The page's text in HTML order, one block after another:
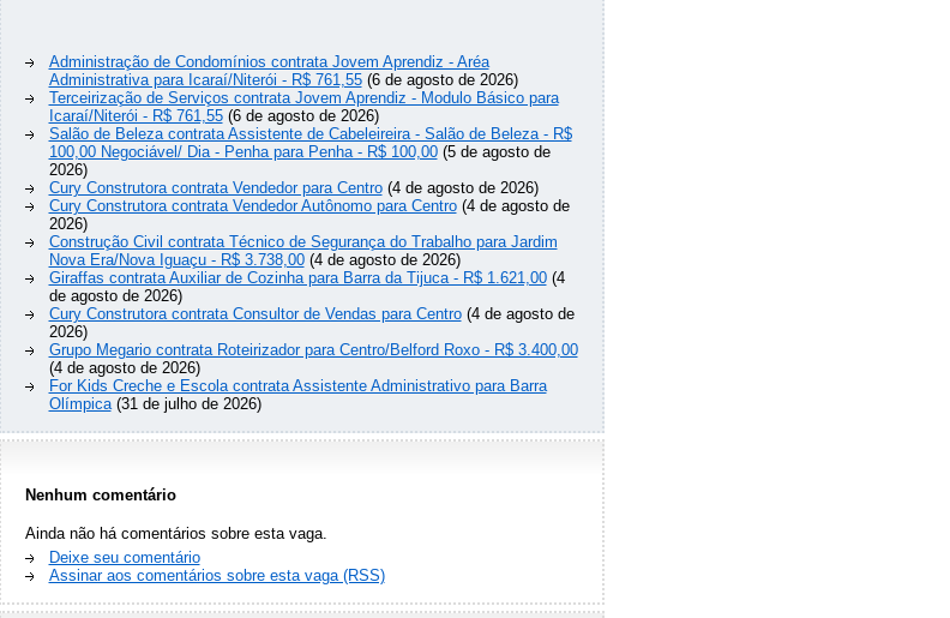
Administração de Condomínios contrata Jovem Aprendiz - Aréa
Administrativa para Icaraí/Niterói - R$ 761,55(6 de agosto de 2026)
Terceirização de Serviços contrata Jovem Aprendiz - Modulo Básico para
Icaraí/Niterói - R$ 761,55(6 de agosto de 2026)
Salão de Beleza contrata Assistente de Cabeleireira - Salão de Beleza - R$
100,00 Negociável/ Dia - Penha para Penha - R$ 100,00(5 de agosto de
2026)
Cury Construtora contrata Vendedor para Centro(4 de agosto de 2026)
Cury Construtora contrata Vendedor Autônomo para Centro(4 de agosto de
2026)
Construção Civil contrata Técnico de Segurança do Trabalho para Jardim
Nova Era/Nova Iguaçu - R$ 3.738,00(4 de agosto de 2026)
Giraffas contrata Auxiliar de Cozinha para Barra da Tijuca - R$ 1.621,00(4
de agosto de 2026)
Cury Construtora contrata Consultor de Vendas para Centro(4 de agosto de
2026)
Grupo Megario contrata Roteirizador para Centro/Belford Roxo - R$ 3.400,00
(4 de agosto de 2026)
For Kids Creche e Escola contrata Assistente Administrativo para Barra
Olímpica(31 de julho de 2026)
Nenhum comentário
Ainda não há comentários sobre esta vaga.
Deixe seu comentário
Assinar aos comentários sobre esta vaga (RSS)